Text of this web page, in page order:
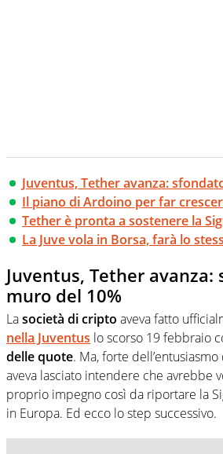
Juventus, Tether avanza:
Il piano di Ardoino per far
Tether è pronta a sostenere la
La Juve vola in Borsa, farà lo
Juventus, Tether avanza:
muro del 10%
Lasocietà di cripto aveva fatto
nella Juventus lo scorso 19 febbraio
delle quote. Ma, forte
aveva lasciato intendere che avrebbe
proprio impegno così da riportare la
in Europa. Ed ecco lo step successivo.